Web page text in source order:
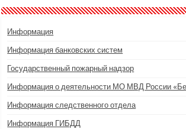
Информация
Информация банковских систем
Государственный пожарный надзор
Информация о деятельности МО МВД России
Информация следственного отдела
Информация ГИБДД